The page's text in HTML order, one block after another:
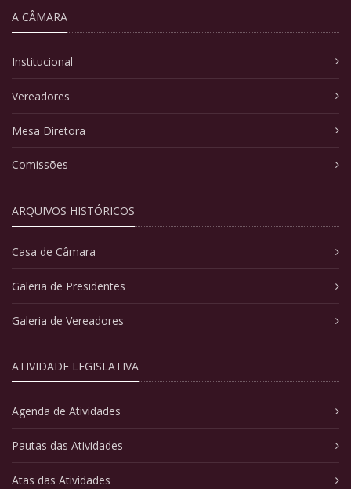
A CÂMARA
Institucional
Vereadores
Mesa Diretora
Comissões
ARQUIVOS HISTÓRICOS
Casa de Câmara
Galeria de Presidentes
Galeria de Vereadores
ATIVIDADE LEGISLATIVA
Agenda de Atividades
Pautas das Atividades
Atas das Atividades